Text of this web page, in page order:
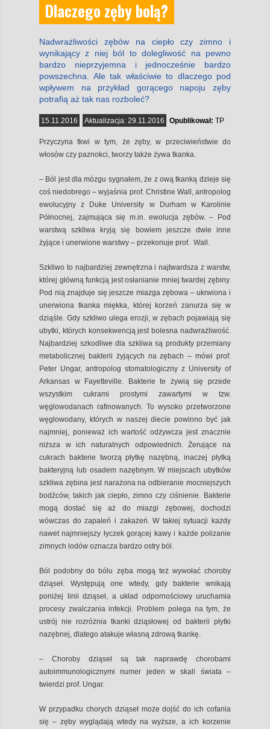
Dlaczego zęby bolą?
Nadwrażliwości zębów na ciepło czy zimno i
wynikający z niej ból to dolegliwość na pewno
bardzo nieprzyjemna i jednocześnie bardzo
powszechna. Ale tak właściwie to dlaczego pod
wpływem na przykład gorącego napoju zęby
potrafią aż tak nas rozboleć?
15.11.2016 Aktualizacja: 29.11.2016 Opublikował: TP
Przyczyna tkwi w tym, że zęby, w przeciwieństwie do
włosów czy paznokci, tworzy także żywa tkanka.
– Ból jest dla mózgu sygnałem, że z ową tkanką dzieje się
coś niedobrego – wyjaśnia prof. Christine Wall, antropolog
ewolucyjny z Duke University w Durham w Karolinie
Północnej, zajmująca się m.in. ewolucja zębów. – Pod
warstwą szkliwa kryją się bowiem jeszcze dwie inne
żyjące i unerwione warstwy – przekonuje prof. Wall.
Szkliwo to najbardziej zewnętrzna i najtwardsza z warstw,
której główną funkcją jest osłanianie mniej twardej zębiny.
Pod nią znajduje się jeszcze miazga zębowa – ukrwiona i
unerwiona tkanka miękka, której korzeń zanurza się w
dziąśle. Gdy szkliwo ulega erozji, w zębach pojawiają się
ubytki, których konsekwencją jest bolesna nadwrażliwość.
Najbardziej szkodliwe dla szkliwa są produkty przemiany
metabolicznej bakterii żyjących na zębach – mówi prof.
Peter Ungar, antropolog stomatologiczny z University of
Arkansas w Fayetteville. Bakterie te żywią się przede
wszystkim cukrami prostymi zawartymi w tzw.
węglowodanach rafinowanych. To wysoko przetworzone
węglowodany, których w naszej diecie powinno być jak
najmniej, ponieważ ich wartość odżywcza jest znacznie
niższa w ich naturalnych odpowiednich. Żerujące na
cukrach bakterie tworzą płytkę nazębną, inaczej płytką
bakteryjną lub osadem nazębnym. W miejscach ubytków
szkliwa zębina jest narażona na odbieranie mocniejszych
bodźców, takich jak ciepło, zimno czy ciśnienie. Bakterie
mogą dostać się aż do miazgi zębowej, dochodzi
wówczas do zapaleń i zakażeń. W takiej sytuacji każdy
nawet najmniejszy łyczek gorącej kawy i każde polizanie
zimnych lodów oznacza bardzo ostry ból.
Ból podobny do bólu zęba mogą też wywołać choroby
dziąseł. Występują one wtedy, gdy bakterie wnikają
poniżej linii dziąseł, a układ odpornościowy uruchamia
procesy zwalczania infekcji. Problem polega na tym, że
ustrój nie rozróżnia tkanki dziąsłowej od bakterii płytki
nazębnej, dlatego atakuje własną zdrową tkankę.
– Choroby dziąseł są tak naprawdę chorobami
autoimmunologicznymi numer jeden w skali świata –
twierdzi prof. Ungar.
W przypadku chorych dziąseł może dojść do ich cofania
się – zęby wyglądają wtedy na wyższe, a ich korzenie